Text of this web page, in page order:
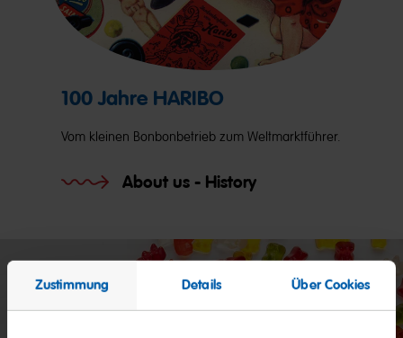
Zustimmung Details Über Cookies
100 Jahre HARIBO
Vom kleinen Bonbonbetrieb zum Weltmarktführer.
About us - History